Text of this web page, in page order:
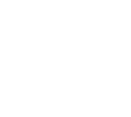
Preis